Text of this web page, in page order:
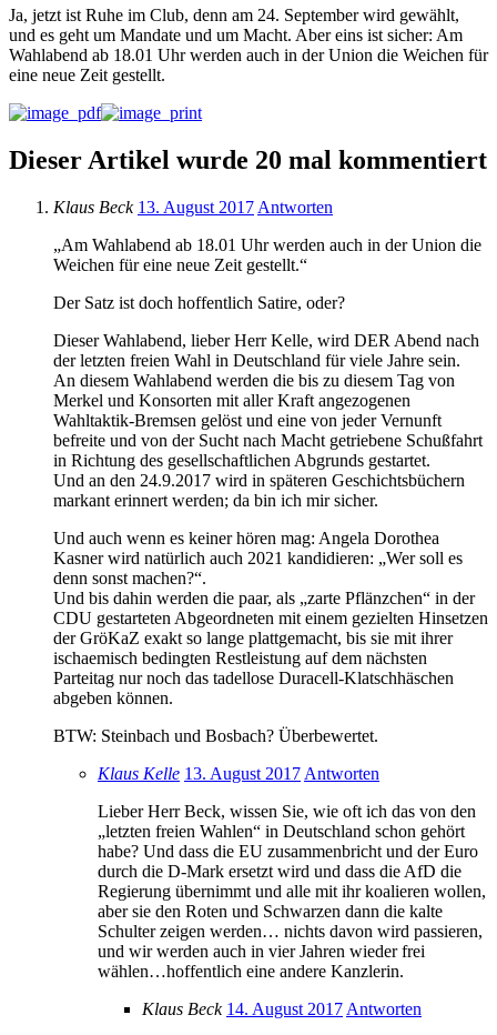
Ja, jetzt ist Ruhe im Club, denn am 24. September wird gewählt,
und es geht um Mandate und um Macht. Aber eins ist sicher: Am
Wahlabend ab 18.01 Uhr werden auch in der Union die Weichen für
eine neue Zeit gestellt.
Dieser Artikel wurde 20 mal kommentiert
Klaus Beck 13. August 2017 Antworten
„Am Wahlabend ab 18.01 Uhr werden auch in der Union die
Weichen für eine neue Zeit gestellt.“
Der Satz ist doch hoffentlich Satire, oder?
Dieser Wahlabend, lieber Herr Kelle, wird DER Abend nach
der letzten freien Wahl in Deutschland für viele Jahre sein.
An diesem Wahlabend werden die bis zu diesem Tag von
Merkel und Konsorten mit aller Kraft angezogenen
Wahltaktik-Bremsen gelöst und eine von jeder Vernunft
befreite und von der Sucht nach Macht getriebene Schußfahrt
in Richtung des gesellschaftlichen Abgrunds gestartet.
Und an den 24.9.2017 wird in späteren Geschichtsbüchern
markant erinnert werden; da bin ich mir sicher.
Und auch wenn es keiner hören mag: Angela Dorothea
Kasner wird natürlich auch 2021 kandidieren: „Wer soll es
denn sonst machen?“.
Und bis dahin werden die paar, als „zarte Pflänzchen“ in der
CDU gestarteten Abgeordneten mit einem gezielten Hinsetzen
der GröKaZ exakt so lange plattgemacht, bis sie mit ihrer
ischaemisch bedingten Restleistung auf dem nächsten
Parteitag nur noch das tadellose Duracell-Klatschhäschen
abgeben können.
BTW: Steinbach und Bosbach? Überbewertet.
Klaus Kelle 13. August 2017 Antworten
Lieber Herr Beck, wissen Sie, wie oft ich das von den
„letzten freien Wahlen“ in Deutschland schon gehört
habe? Und dass die EU zusammenbricht und der Euro
durch die D-Mark ersetzt wird und dass die AfD die
Regierung übernimmt und alle mit ihr koalieren wollen,
aber sie den Roten und Schwarzen dann die kalte
Schulter zeigen werden… nichts davon wird passieren,
und wir werden auch in vier Jahren wieder frei
wählen…hoffentlich eine andere Kanzlerin.
Klaus Beck 14. August 2017 Antworten